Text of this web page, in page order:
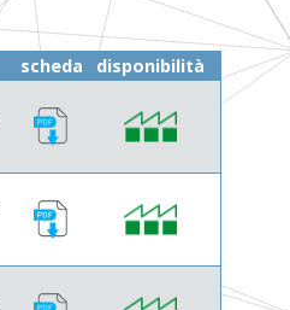
scheda disponibilità